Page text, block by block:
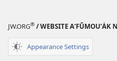
JW.ORG® / WEBSITE A‘FŪMOU‘ȦK
Appearance Settings